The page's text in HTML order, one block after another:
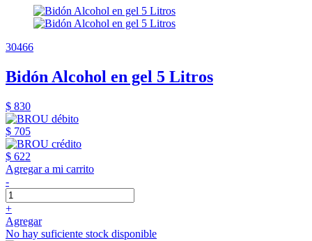
30466
Bidón Alcohol en gel 5 Litros
$ 830
$ 705
$ 622
Agregar a mi carrito
-
+
Agregar
No hay suficiente stock disponible